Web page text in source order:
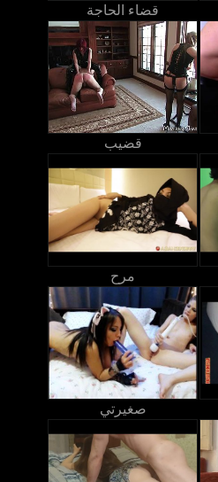
قضاء الحاجة
قضيب
مرح
صغيرتي